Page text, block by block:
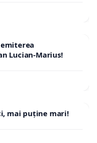
Lucian-Marius!
mai puține mari!